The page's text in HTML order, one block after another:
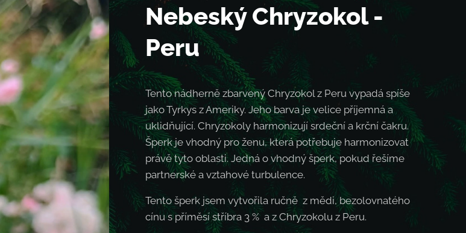
Nebeský Chryzokol -
Peru
Tento nádherně zbarvený Chryzokol z Peru vypadá spíše
jako Tyrkys z Ameriky. Jeho barva je velice příjemná a
uklidňující. Chryzokoly harmonizují srdeční a krční čakru.
Šperk je vhodný pro ženu, která potřebuje harmonizovat
právě tyto oblasti. Jedná o vhodný šperk, pokud řešíme
partnerské a vztahové turbulence.
Tento šperk jsem vytvořila ručně z mědi, bezolovnatého
cínu s příměsí stříbra 3 % a z Chryzokolu z Peru.